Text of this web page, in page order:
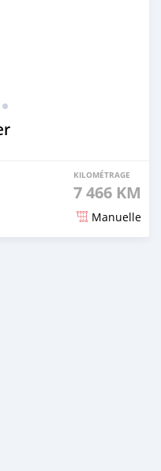
KILOMÉTRAGE
7 466 KM
Manuelle